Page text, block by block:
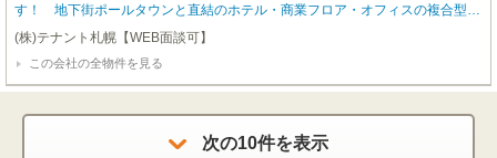
す！ 地下街ポールタウンと直結のホテル・商業フロア・オフィスの複合型ハ
イグレードビルとなります。詳細につきましてはお問い合わせくださいませ。
⭐️ネット非公開物件やレア物件も多数ご紹介させていただきます。ぜひテナン
ト札幌にお任せください！！⭐️ ⭐️弊社HPに非公開物件を多数掲載しておりま
す！⭐️
(株)テナント札幌【WEB面談可】
この会社の全物件を見る
次の10件を表示